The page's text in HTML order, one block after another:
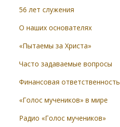
56 лет служения
О наших основателях
«Пытаемы за Христа»
Часто задаваемые вопросы
Финансовая ответственность
«Голос мучеников» в мире
Радио «Голос мучеников»